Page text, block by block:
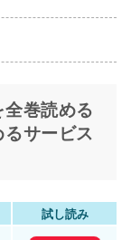
巻読める
サービス
試し読み